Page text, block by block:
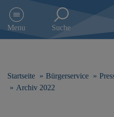
e
Menu Suche
Startseite Bürgerservice
Archiv 2022